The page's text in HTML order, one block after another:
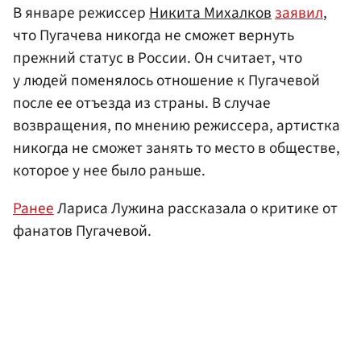
В январе режиссерНикита Михалковзаявил,
что Пугачева никогда не сможет вернуть
прежний статус в России. Он считает, что
у людей поменялось отношение к Пугачевой
после ее отъезда из страны. В случае
возвращения, по мнению режиссера, артистка
никогда не сможет занять то место в обществе,
которое у нее было раньше.
РанееЛариса Лужина рассказала о критике от
фанатов Пугачевой.